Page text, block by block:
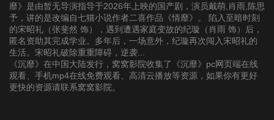
第22集 第23集 第24集
靡》是由暂无导演指导于2026年上映的国产剧，演员戴萌,肖雨,陈思
予，讲的是改编自七猫小说作者二喜作品《情靡》。 陷入至暗时刻
的宋昭礼（张斐然 饰），遇到遭遇家庭变故的纪璇（肖雨 饰）后，
匿名资助其完成学业。多年后，一场意外，纪璇再次闯入宋昭礼的
生活。宋昭礼破除重重障碍，逆袭...
《沉靡》在中国大陆发行，窝窝影院收集了《沉靡》pc网页端在线
观看、手机mp4在线免费观看、高清云播放等资源，如果你有更好
更快的资源请联系窝窝影院。